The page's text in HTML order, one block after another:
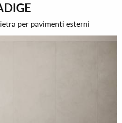
per pavimenti esterni